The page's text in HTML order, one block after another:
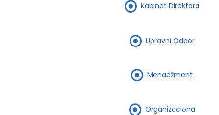
Kabinet Direktora
Upravni Odbor
Menadžment
Organizaciona